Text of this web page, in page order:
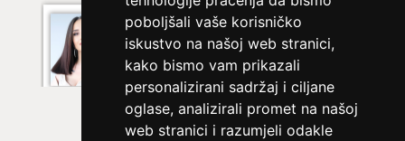
poboljšali vaše korisničko
iskustvo na našoj web stranici,
kako bismo vam prikazali
personalizirani sadržaj i ciljane
oglase, analizirali promet na našoj
web stranici i razumjeli odakle
KRISTINA / Kod 160
Ljubavni savjetnik je zauzet
TEHNIKE: tarot za ljubav
Broj tel: 064/600-600